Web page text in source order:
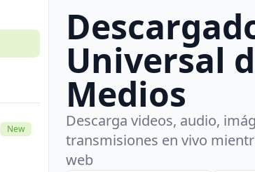
New
Universal
Medios
Descarga videos, audio,
transmisiones en vivo
web